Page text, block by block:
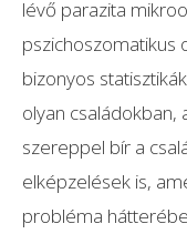
lévő parazita
pszichoszomatikus
bizonyos
olyan családokban,
szereppel bír a
elképzelések is,
probléma